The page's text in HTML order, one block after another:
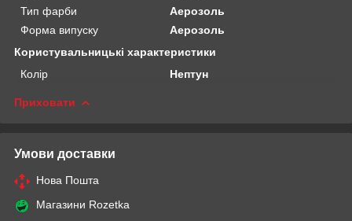
Тип фарби
Аерозоль
Форма випуску
Аерозоль
Користувальницькі характеристики
Колір
Нептун
Приховати
Умови доставки
Нова Пошта
Магазини Rozetka